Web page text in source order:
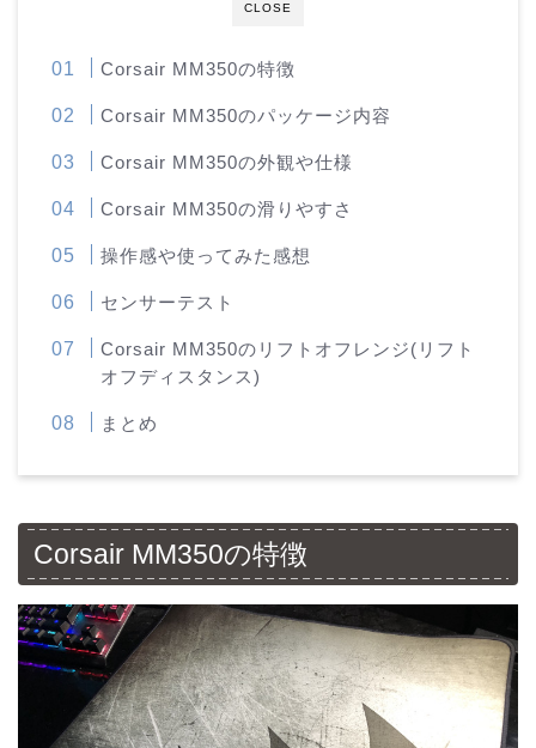
CLOSE
Corsair MM350の特徴
Corsair MM350のパッケージ内容
Corsair MM350の外観や仕様
Corsair MM350の滑りやすさ
操作感や使ってみた感想
センサーテスト
Corsair MM350のリフトオフレンジ(リフト
オフディスタンス)
まとめ
Corsair MM350の特徴